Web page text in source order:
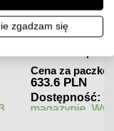
Matowa
PLN
paczkę:
Towar w
Wysyłka 2-3
zgadzam się